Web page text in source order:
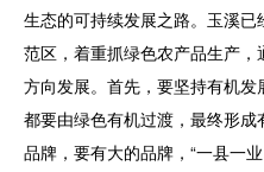
生态的可持续发展之路。玉溪
范区，着重抓绿色农产品生产
方向发展。首先，要坚持有机
都要由绿色有机过渡，最终形
品牌，要有大的品牌，“一县一